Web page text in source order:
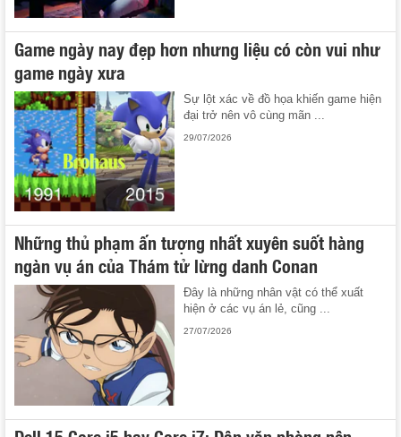
Game ngày nay đẹp hơn nhưng liệu có còn vui như
game ngày xưa
Sự lột xác về đồ họa khiến game hiện
đại trở nên vô cùng mãn ...
29/07/2026
Những thủ phạm ấn tượng nhất xuyên suốt hàng
ngàn vụ án của Thám tử lừng danh Conan
Đây là những nhân vật có thể xuất
hiện ở các vụ án lẻ, cũng ...
27/07/2026